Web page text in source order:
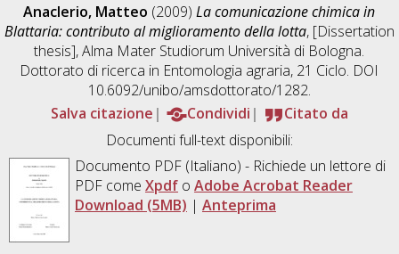
Anaclerio, Matteo (2009)La comunicazione chimica in
Blattaria: contributo al miglioramento della lotta, [Dissertation
thesis], Alma Mater Studiorum Università di Bologna.
Dottorato di ricerca in Entomologia agraria, 21 Ciclo. DOI
10.6092/unibo/amsdottorato/1282.
Salva citazione
Condividi
Citato da
Documenti full-text disponibili:
Documento PDF(Italiano) - Richiede un lettore di
PDF come Xpdfo Adobe Acrobat Reader
Download (5MB) | Anteprima